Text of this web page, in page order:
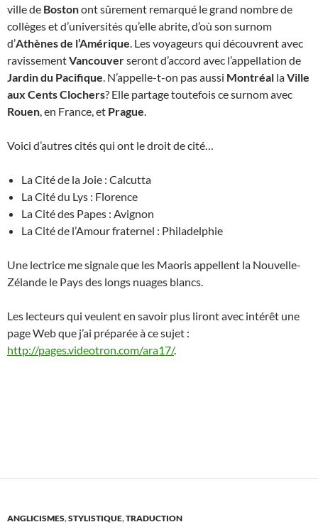
ville de Bostonont sûrement remarqué le grand nombre de
collèges et d’universités qu’elle abrite, d’où son surnom
d’Athènesde l’Amérique. Les voyageurs qui découvrent avec
ravissementVancouverseront d’accord avec l’appellation de
Jardin du Pacifique. N’appelle-t-on pas aussi Montréal laVille
aux Cents Clochers? Elle partage toutefois ce surnom avec
Rouen, en France, et Prague.
Voici d’autres cités qui ont le droit de cité…
La Cité de la Joie : Calcutta
La Cité du Lys : Florence
La Cité des Papes : Avignon
La Cité de l’Amour fraternel : Philadelphie
Une lectrice me signale que les Maoris appellent la Nouvelle-
Zélande le Pays des longs nuages blancs.
Les lecteurs qui veulent en savoir plus liront avec intérêt une
page Web que j’ai préparée à ce sujet :
http://pages.videotron.com/ara17/.
ANGLICISMES,STYLISTIQUE,TRADUCTION